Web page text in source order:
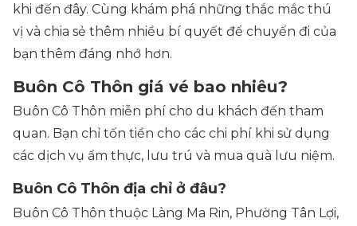
khi đến đây. Cùng khám phá những thắc mắc thú
vị và chia sẻ thêm nhiều bí quyết để chuyến đi của
bạn thêm đáng nhớ hơn.
Buôn Cô Thôn giá vé bao nhiêu?
Buôn Cô Thôn miễn phí cho du khách đến tham
quan. Bạn chỉ tốn tiền cho các chi phí khi sử dụng
các dịch vụ ẩm thực, lưu trú và mua quà lưu niệm.
Buôn Cô Thôn địa chỉ ở đâu?
Buôn Cô Thôn thuộc Làng Ma Rin, Phường Tân Lợi,